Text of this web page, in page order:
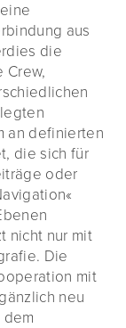
aus
die
Crew,
an definierten
die sich für
oder
­nicht nur mit
Die
mit
neu